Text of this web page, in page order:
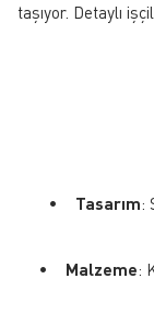
taşıyor. Detaylı
• Tasarım:
• Malzeme: